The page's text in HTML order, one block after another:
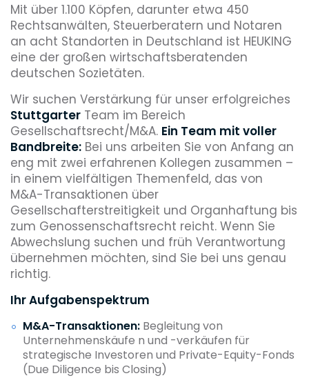
Mit über 1.100 Köpfen, darunter etwa 450
Rechtsanwälten, Steuerberatern und Notaren
an acht Standorten in Deutschland ist HEUKING
eine der großen wirtschaftsberatenden
deutschen Sozietäten.
Wir suchen Verstärkung für unser erfolgreiches
Stuttgarter Team im Bereich
Gesellschaftsrecht/M&A. Ein Team mit voller
Bandbreite: Bei uns arbeiten Sie von Anfang an
eng mit zwei erfahrenen Kollegen zusammen –
in einem vielfältigen Themenfeld, das von
M&A-Transaktionen über
Gesellschafterstreitigkeit und Organhaftung bis
zum Genossenschaftsrecht reicht. Wenn Sie
Abwechslung suchen und früh Verantwortung
übernehmen möchten, sind Sie bei uns genau
richtig.
Ihr Aufgabenspektrum
M&A-Transaktionen: Begleitung von
Unternehmenskäufe n und -verkäufen für
strategische Investoren und Private-Equity-Fonds
(Due Diligence bis Closing)